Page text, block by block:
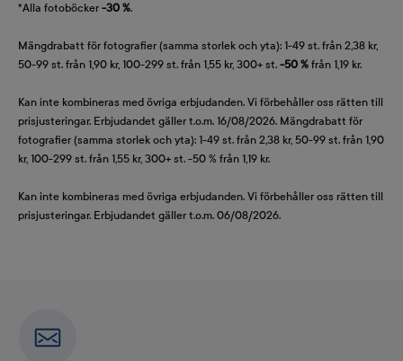
*Alla fotoböcker -30 %.
Mängdrabatt för fotografier (samma storlek och yta): 1-49 st. från 2,38 kr,
50-99 st. från 1,90 kr, 100-299 st. från 1,55 kr, 300+ st. -50 % från 1,19 kr.
Kan inte kombineras med övriga erbjudanden. Vi förbehåller oss rätten till
prisjusteringar. Erbjudandet gäller t.o.m. 16/08/2026. Mängdrabatt för
fotografier (samma storlek och yta): 1-49 st. från 2,38 kr, 50-99 st. från 1,90
kr, 100-299 st. från 1,55 kr, 300+ st. -50 % från 1,19 kr.
Kan inte kombineras med övriga erbjudanden. Vi förbehåller oss rätten till
prisjusteringar. Erbjudandet gäller t.o.m. 06/08/2026.